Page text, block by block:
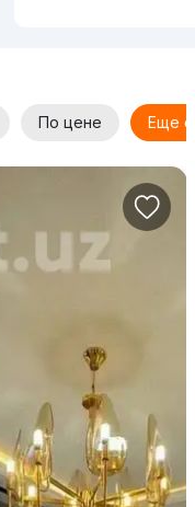
По цене Еще